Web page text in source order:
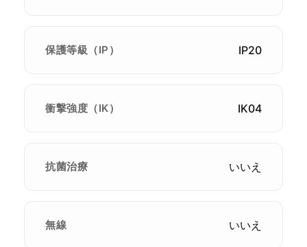
保護等級（IP） IP20
衝撃強度（IK） IK04
抗菌治療 いいえ
無線 いいえ